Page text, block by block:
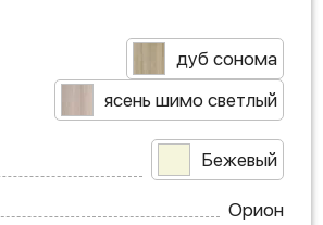
дуб сонома
ясень шимо светлый
Бежевый
Орион